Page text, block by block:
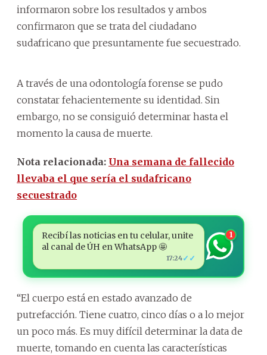
informaron sobre los resultados y ambos
confirmaron que se trata del ciudadano
sudafricano que presuntamente fue secuestrado.
A través de una odontología forense se pudo
constatar fehacientemente su identidad. Sin
embargo, no se consiguió determinar hasta el
momento la causa de muerte.
Nota relacionada: Una semana de fallecido
llevaba el que sería el sudafricano
secuestrado
Recibí las noticias en tu celular, unite
al canal de ÚH en WhatsApp 🤩
17:24✓✓
1
“El cuerpo está en estado avanzado de
putrefacción. Tiene cuatro, cinco días o a lo mejor
un poco más. Es muy difícil determinar la data de
muerte, tomando en cuenta las características